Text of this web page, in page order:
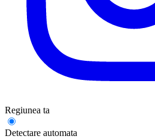
Regiunea ta
Detectare automata